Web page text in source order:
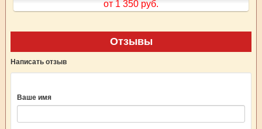
от 1 350 руб.
Отзывы
Написать отзыв
Ваше имя